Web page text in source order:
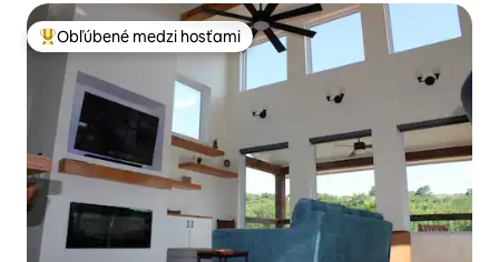
Najobľúbenejšie medzi hosťami
Obľúbené medzi hosťami